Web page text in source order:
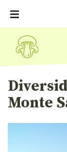
Monte